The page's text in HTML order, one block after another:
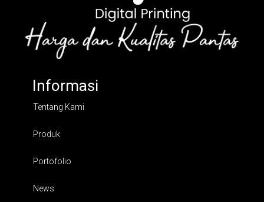
Informasi
Tentang Kami
Produk
Portofolio
News